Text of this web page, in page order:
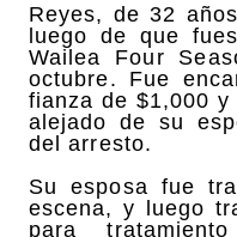
Reyes, de 32
luego de que
Wailea Four
octubre. Fue
fianza de $1,000
alejado de su
del arresto.
Su esposa fue
escena, y luego
para